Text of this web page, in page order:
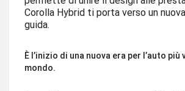
Corolla Hybrid ti porta verso un
guida.
È l’inizio di una nuova era per l’auto più
mondo.